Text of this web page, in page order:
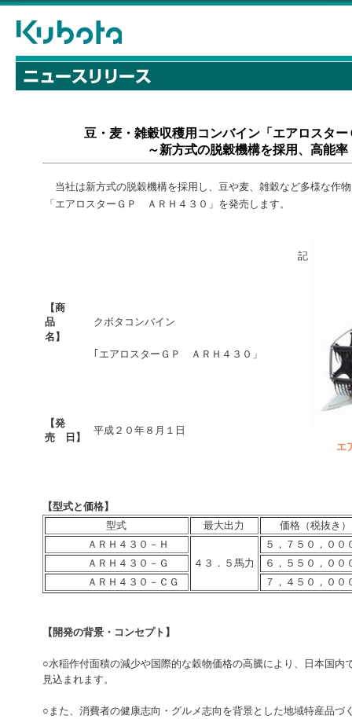
豆・麦・雑穀収穫用コンバイン「エアロスタ
～新方式の脱穀機構を採用、高能
当社は新方式の脱穀機構を採用し、豆や麦、雑穀など多様な作
「エアロスターＧＰ ＡＲＨ４３０」を発売します。
エ
記
【商
品
名】
クボタコンバイン
｢エアロスターＧＰ ＡＲＨ４３０」
【発
売 日】
平成２０年８月１日
【型式と価格】
型式
最大出力
価格（税抜き）
ＡＲＨ４３０－Ｈ
４３．５馬力
５，７５０，００
ＡＲＨ４３０－Ｇ
６，５５０，００
ＡＲＨ４３０－ＣＧ
７，４５０，００
【開発の背景・コンセプト】
○水稲作付面積の減少や国際的な穀物価格の高騰により、日本国内
見込まれます。
○また、消費者の健康志向・グルメ志向を背景とした地域特産品づ